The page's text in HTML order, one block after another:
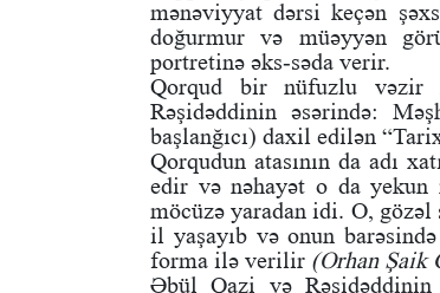
mənəviyyat dərsi keçən
doğurmur və müəyyən
portretinə əks-səda verir.
Qorqud bir nüfuzlu vəzir
Rəşidəddinin əsərində:
başlanğıcı) daxil edilən
Qorqudun atasının da adı
edir və nəhayət o da
möcüzə yaradan idi. O,
il yaşayıb və onun
forma ilə verilir (Orhan Şaik
Əbül Qazi və